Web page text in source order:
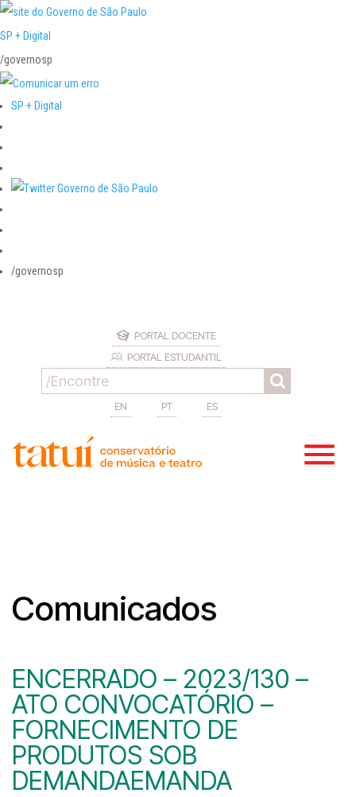
SP + Digital
/governosp
SP + Digital
/governosp
PORTAL DOCENTE
PORTAL ESTUDANTIL
EN PT ES
Comunicados
ENCERRADO – 2023/130 –
ATO CONVOCATÓRIO –
FORNECIMENTO DE
PRODUTOS SOB
DEMANDAEMANDA